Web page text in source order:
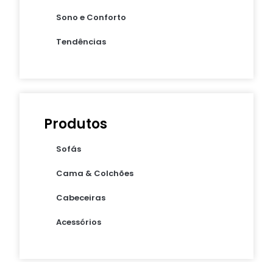
Sono e Conforto
Tendências
Produtos
Sofás
Cama & Colchões
Cabeceiras
Acessórios